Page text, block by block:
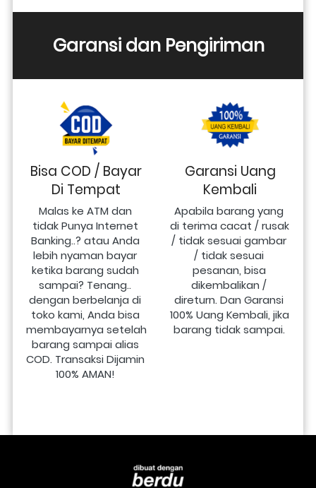
Garansi dan Pengiriman
Bisa COD / Bayar
Di Tempat
Malas ke ATM dan
tidak Punya Internet
Banking..? atau Anda
lebih nyaman bayar
ketika barang sudah
sampai? Tenang..
dengan berbelanja di
toko kami, Anda bisa
membayarnya setelah
barang sampai alias
COD. Transaksi Dijamin
100% AMAN!
Garansi Uang
Kembali
Apabila barang yang
di terima cacat / rusak
/ tidak sesuai gambar
/ tidak sesuai
pesanan, bisa
dikembalikan /
direturn. Dan Garansi
100% Uang Kembali, jika
barang tidak sampai.